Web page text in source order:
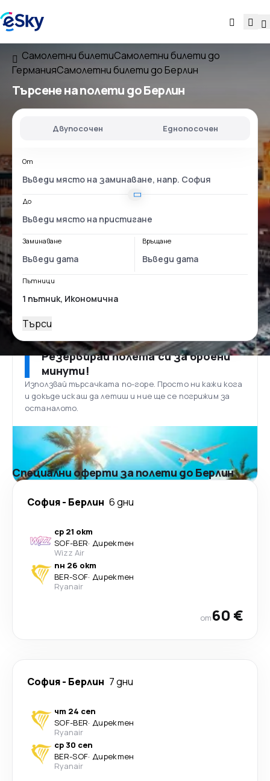
Самолетни билетиСамолетни билети до
ГерманияСамолетни билети до Берлин
Търсене на полети до Берлин
Двупосочен Еднопосочен
От
До
Заминаване Връщане
Пътници
Търси
Резервирай полета си за броени
минути!
Използвай търсачката по-горе. Просто ни кажи кога
и докъде искаш да летиш и ние ще се погрижим за
останалото.
Специални оферти за полети до Берлин
София- Берлин 6 дни
ср 21 окт
SOF-BER· Директен
Wizz Air
пн 26 окт
BER-SOF· Директен
Ryanair
от60 €
София- Берлин 7 дни
чт 24 сеп
SOF-BER· Директен
Ryanair
ср 30 сеп
BER-SOF· Директен
Ryanair